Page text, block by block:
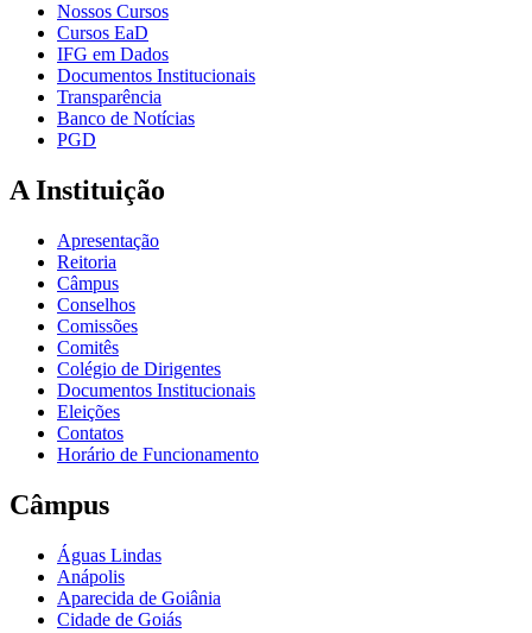
Nossos Cursos
Cursos EaD
IFG em Dados
Documentos Institucionais
Transparência
Banco de Notícias
PGD
A Instituição
Apresentação
Reitoria
Câmpus
Conselhos
Comissões
Comitês
Colégio de Dirigentes
Documentos Institucionais
Eleições
Contatos
Horário de Funcionamento
Câmpus
Águas Lindas
Anápolis
Aparecida de Goiânia
Cidade de Goiás